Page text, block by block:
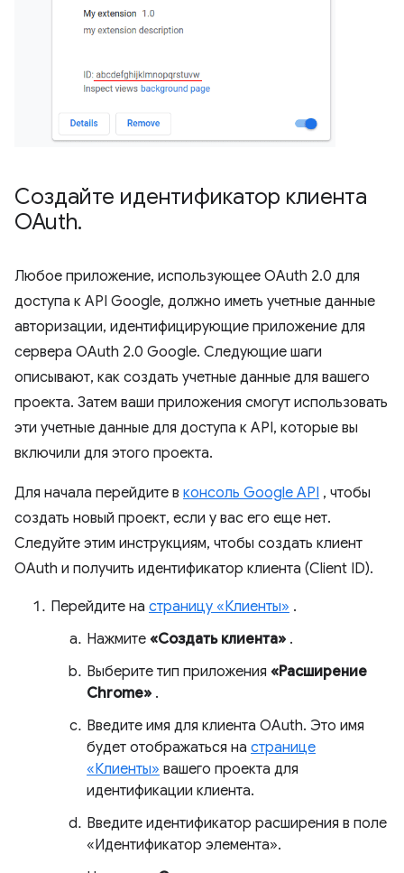
Создайте идентификатор клиента
OAuth.
Любое приложение, использующее OAuth 2.0 для
доступа к API Google, должно иметь учетные данные
авторизации, идентифицирующие приложение для
сервера OAuth 2.0 Google. Следующие шаги
описывают, как создать учетные данные для вашего
проекта. Затем ваши приложения смогут использовать
эти учетные данные для доступа к API, которые вы
включили для этого проекта.
Для начала перейдите в консоль Google API , чтобы
создать новый проект, если у вас его еще нет.
Следуйте этим инструкциям, чтобы создать клиент
OAuth и получить идентификатор клиента (Client ID).
Перейдите на страницу «Клиенты» .
Нажмите «Создать клиента» .
Выберите тип приложения «Расширение
Chrome» .
Введите имя для клиента OAuth. Это имя
будет отображаться на странице
«Клиенты» вашего проекта для
идентификации клиента.
Введите идентификатор расширения в поле
«Идентификатор элемента».